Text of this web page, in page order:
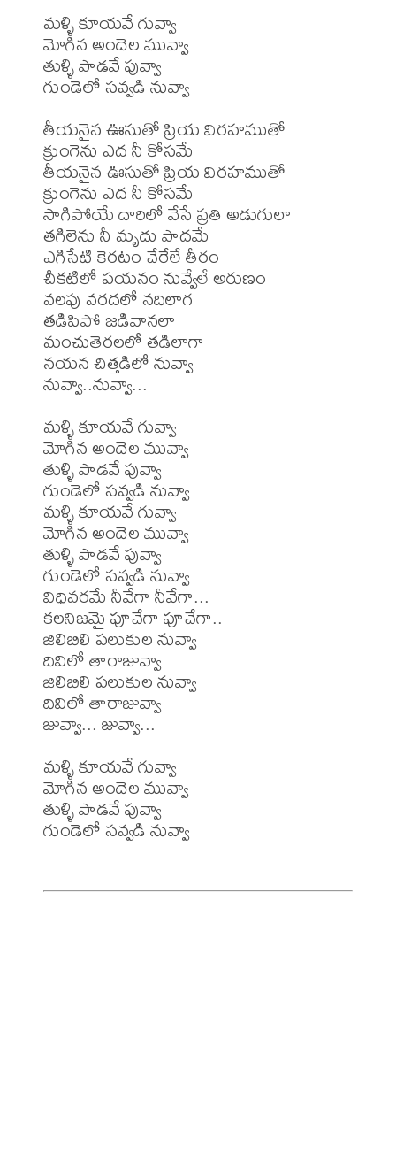
మళ్ళి కూయవే గువ్వా
మోగిన అందెల మువ్వా
తుళ్ళి పాడవే పువ్వా
గుండెలో సవ్వడి నువ్వా
తీయనైన ఊసుతో ప్రియ విరహముతో
క్రుంగెను ఎద నీ కోసమే
తీయనైన ఊసుతో ప్రియ విరహముతో
క్రుంగెను ఎద నీ కోసమే
సాగిపోయే దారిలో వేసే ప్రతి అడుగులా
తగిలెను నీ మృదు పాదమే
ఎగిసేటి కెరటం చేరేలే తీరం
చీకటిలో పయనం నువ్వేలే అరుణం
వలపు వరదలో నదిలాగ
తడిపిపో జడివానలా
మంచుతెరలలో తడిలాగా
నయన చిత్తడిలో నువ్వా
నువ్వా..నువ్వా...
మళ్ళి కూయవే గువ్వా
మోగిన అందెల మువ్వా
తుళ్ళి పాడవే పువ్వా
గుండెలో సవ్వడి నువ్వా
మళ్ళి కూయవే గువ్వా
మోగిన అందెల మువ్వా
తుళ్ళి పాడవే పువ్వా
గుండెలో సవ్వడి నువ్వా
విధివరమే నీవేగా నీవేగా...
కలనిజమై పూచేగా పూచేగా..
జిలిబిలి పలుకుల నువ్వా
దివిలో తారాజువ్వా
జిలిబిలి పలుకుల నువ్వా
దివిలో తారాజువ్వా
జువ్వా... జువ్వా...
మళ్ళి కూయవే గువ్వా
మోగిన అందెల మువ్వా
తుళ్ళి పాడవే పువ్వా
గుండెలో సవ్వడి నువ్వా